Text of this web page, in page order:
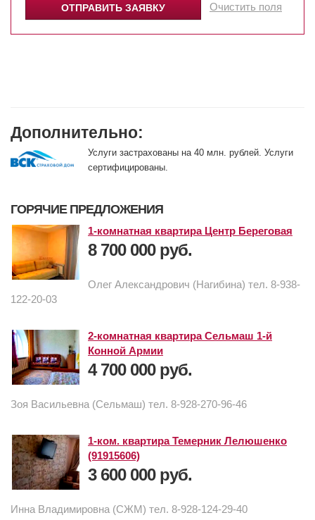
Очистить поля
Дополнительно:
Услуги застрахованы на 40 млн. рублей. Услуги
сертифицированы.
ГОРЯЧИЕ ПРЕДЛОЖЕНИЯ
1-комнатная квартира Центр Береговая
8 700 000 руб.
Олег Александрович (Нагибина) тел. 8-938-
122-20-03
2-комнатная квартира Сельмаш 1-й
Конной Армии
4 700 000 руб.
Зоя Васильевна (Сельмаш) тел. 8-928-270-96-46
1-ком. квартира Темерник Лелюшенко
(91915606)
3 600 000 руб.
Инна Владимировна (СЖМ) тел. 8-928-124-29-40